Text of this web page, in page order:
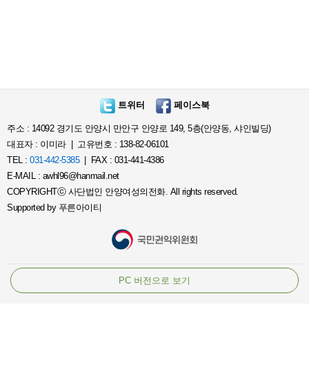
트위터 페이스북
주소 : 14092 경기도 안양시 만안구 안양로 149, 5층(안양동, 샤인빌딩)
대표자 : 이미라 | 고유번호 : 138-82-06101
TEL : 031-442-5385| FAX : 031-441-4386
E-MAIL : awhl96@hanmail.net
COPYRIGHTⓒ 사단법인 안양여성의전화. All rights reserved.
Supported by 푸른아이티
PC 버전으로 보기